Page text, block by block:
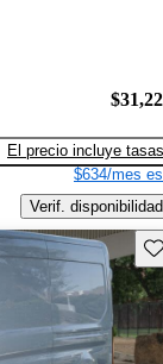
El precio incluye tasas
$634/mes
Verif. disponibilidad